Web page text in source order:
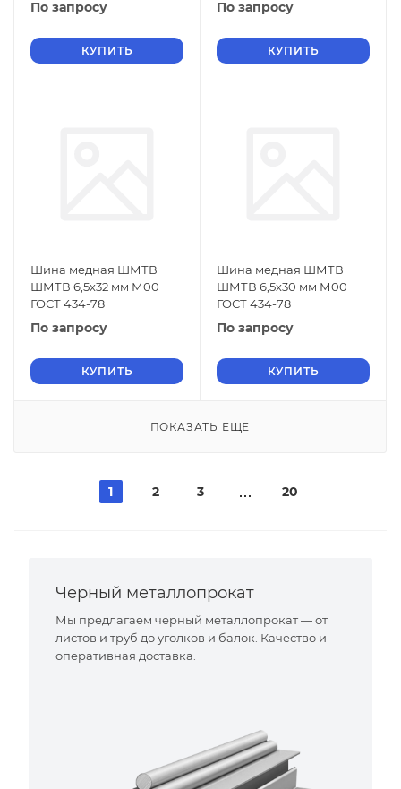
По запросу
КУПИТЬ
По запросу
КУПИТЬ
Шина медная ШМТВ
ШМТВ 6,5х32 мм М00
ГОСТ 434-78
По запросу
КУПИТЬ
Шина медная ШМТВ
ШМТВ 6,5х30 мм М00
ГОСТ 434-78
По запросу
КУПИТЬ
ПОКАЗАТЬ ЕЩЕ
1 2 3 20
Черный металлопрокат
Мы предлагаем черный металлопрокат — от
листов и труб до уголков и балок. Качество и
оперативная доставка.